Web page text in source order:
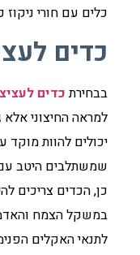
כלים עם חורי
כדים
בבחירתכדים
למראה החיצוני אלא
יכולים להוות מוקד
שמשתלבים היטב עם
כן, הכדים צריכים
במשקל הצמח
לתנאי האקלים